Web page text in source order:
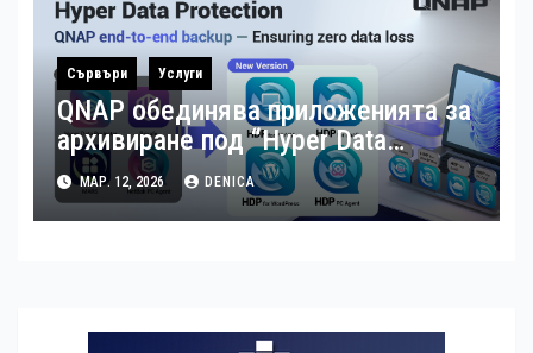
Сървъри Услуги
QNAP обединява приложенията за
архивиране под “Hyper Data
Protection”
МАР. 12, 2026 DENICA